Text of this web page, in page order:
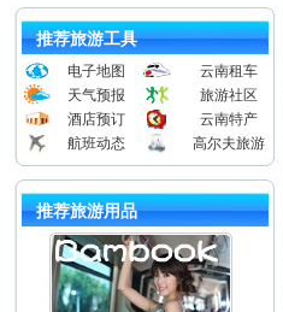
推荐旅游工具
电子地图
云南租车
天气预报
旅游社区
酒店预订
云南特产
航班动态
高尔夫旅游
推荐旅游用品